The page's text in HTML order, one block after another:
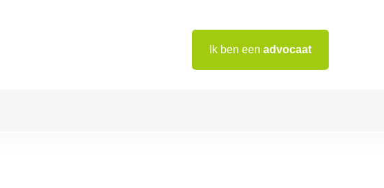
Ik ben een advocaat